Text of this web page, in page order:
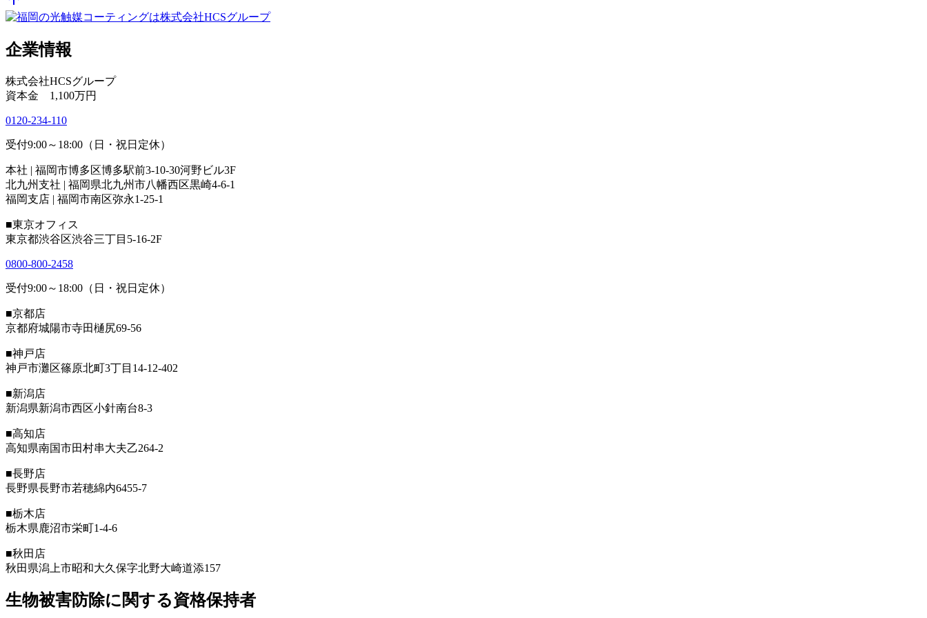
企業情報
株式会社HCSグループ
資本金 1,100万円
0120-234-110
受付9:00～18:00（日・祝日定休）
本社 | 福岡市博多区博多駅前3-10-30河野ビル3F
北九州支社 | 福岡県北九州市八幡西区黒崎4-6-1
福岡支店 | 福岡市南区弥永1-25-1
■東京オフィス
東京都渋谷区渋谷三丁目5-16-2F
0800-800-2458
受付9:00～18:00（日・祝日定休）
■京都店
京都府城陽市寺田樋尻69-56
■神戸店
神戸市灘区篠原北町3丁目14-12-402
■新潟店
新潟県新潟市西区小針南台8-3
■高知店
高知県南国市田村串大夫乙264-2
■長野店
長野県長野市若穂綿内6455-7
■栃木店
栃木県鹿沼市栄町1-4-6
■秋田店
秋田県潟上市昭和大久保字北野大崎道添157
生物被害防除に関する資格保持者